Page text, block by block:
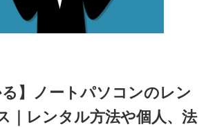
る】ノートパソコンのレン
｜レンタル方法や個人、法